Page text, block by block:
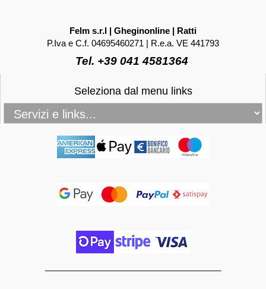
Felm s.r.l | Gheginonline | Ratti
P.Iva e C.f. 04695460271 | R.e.a. VE 441793
Tel. +39 041 4581364
Seleziona dal menu links